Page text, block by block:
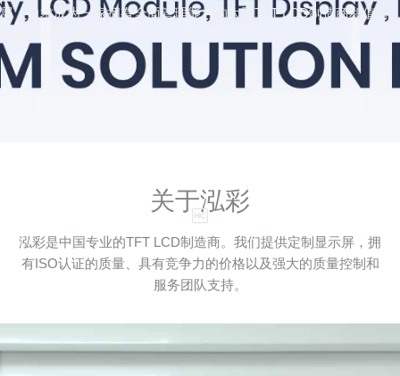
展，力求成为一家拥有全面管理能力的大型TFT LCD制造商和值得
关于泓彩
泓彩是中国专业的TFT LCD制造商。我们提供定制显示屏，拥
有ISO认证的质量、具有竞争力的价格以及强大的质量控制和
服务团队支持。